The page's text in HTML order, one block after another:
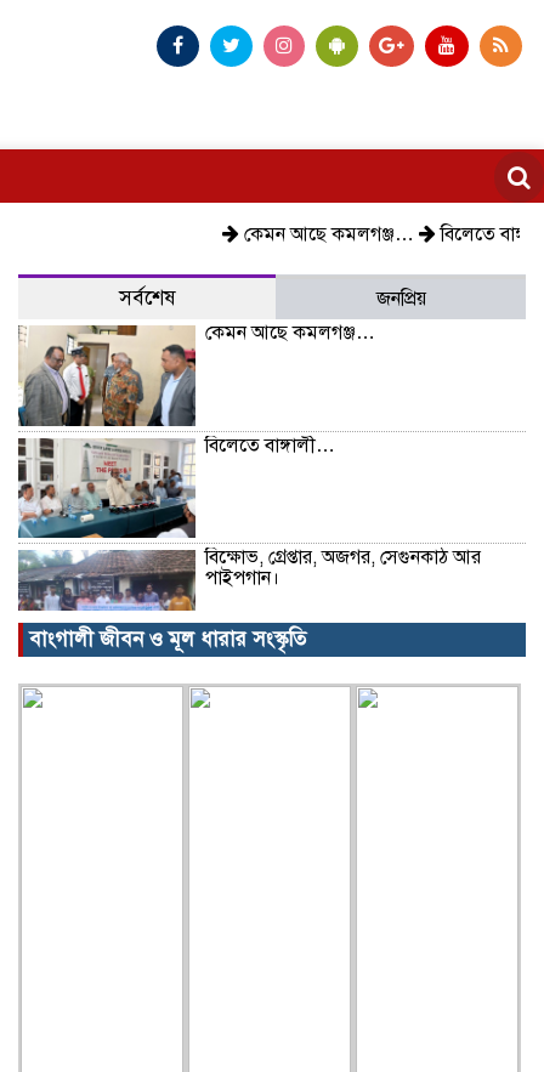
কেমন আছে কমলগঞ্জ… বিলেতে বাঙ্গালী…
সর্বশেষ
জনপ্রিয়
কেমন আছে কমলগঞ্জ…
বিলেতে বাঙ্গালী…
বিক্ষোভ, গ্রেপ্তার, অজগর, সেগুনকাঠ আর
পাইপগান।
বাংগালী জীবন ও মূল ধারার সংস্কৃতি